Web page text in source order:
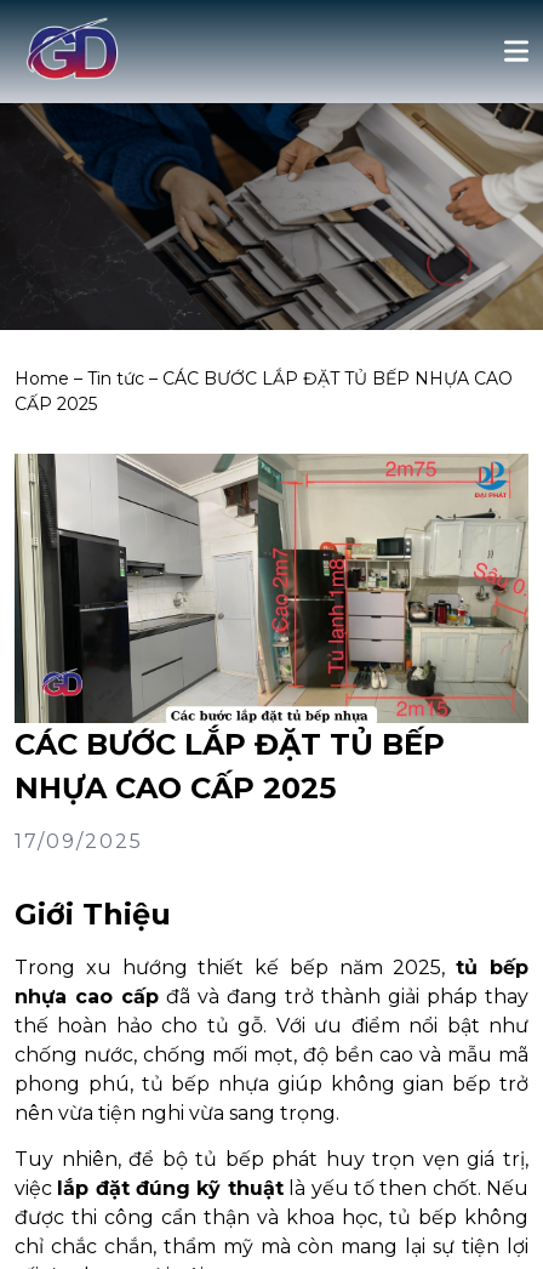
Home – Tin tức – CÁC BƯỚC LẮP ĐẶT TỦ BẾP NHỰA CAO
CẤP 2025
CÁC BƯỚC LẮP ĐẶT TỦ BẾP
NHỰA CAO CẤP 2025
17/09/2025
Giới Thiệu
Trong xu hướng thiết kế bếp năm 2025,tủ bếp
nhựa cao cấp đã và đang trở thành giải pháp thay
thế hoàn hảo cho tủ gỗ. Với ưu điểm nổi bật như
chống nước, chống mối mọt, độ bền cao và mẫu mã
phong phú, tủ bếp nhựa giúp không gian bếp trở
nên vừa tiện nghi vừa sang trọng.
Tuy nhiên, để bộ tủ bếp phát huy trọn vẹn giá trị,
việc lắp đặt đúng kỹ thuậtlà yếu tố then chốt. Nếu
được thi công cẩn thận và khoa học, tủ bếp không
chỉ chắc chắn, thẩm mỹ mà còn mang lại sự tiện lợi